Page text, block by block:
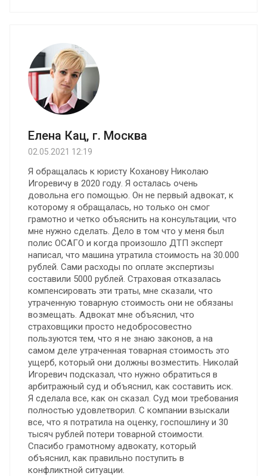
Елена Кац, г. Москва
02.05.2021 12:19
Я обращалась к юристу Коханову Николаю
Игоревичу в 2020 году. Я осталась очень
довольна его помощью. Oн не первый адвокат, к
которому я обращалась, но только он смог
грамотно и четко объяснить на консультации, что
мне нужно сделать. Дело в том что у меня был
полис ОСАГО и когда произошло ДТП эксперт
написал, что машина утратила стоимость на 30.000
рублей. Сами расходы по оплате экспертизы
составили 5000 рублей. Страховая отказалась
компенсировать эти траты, мне сказали, что
утраченную товарную стоимость они не обязаны
возмещать. Адвокат мне объяснил, что
страховщики просто недобросовестно
пользуются тем, что я не знаю законов, а на
самом деле утраченная товарная стоимость это
ущерб, который они должны возместить. Николай
Игоревич подсказал, что нужно обратиться в
арбитражный суд и объяснил, как составить иск.
Я сделала все, как он сказал. Суд мои требования
полностью удовлетворил. С компании взыскали
все, что я потратила на оценку, госпошлину и 30
тысяч рублей потери товарной стоимости.
Спасибо грамотному адвокату, который
объяснил, как правильно поступить в
конфликтной ситуации.